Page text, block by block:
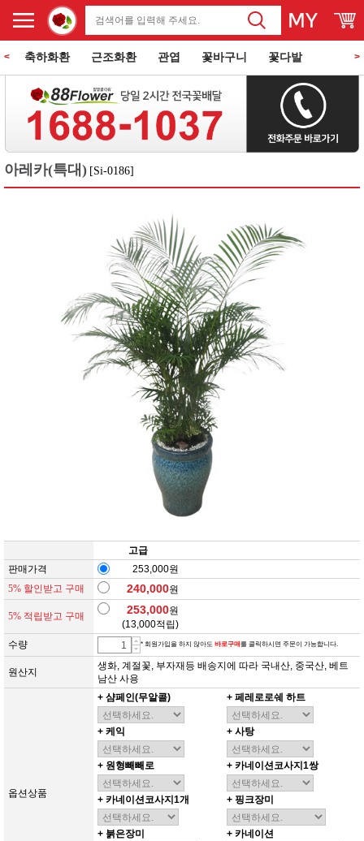
< 축하화환 근조화환 관엽 꽃바구니 꽃다발
동양란 서양란 과일바구니 꽃과 케익 쌀화환
>
아레카(특대) [Si-0186]
고급
판매가격
253,000원
5% 할인받고 구매
240,000원
5% 적립받고 구매 253,000원
(13,000적립)
수량
* 회원가입을 하지 않아도 바로구매를 클릭하시면 주문이 가능합니다.
원산지
생화, 계절꽃, 부자재등 배송지에 따라 국내산, 중국산, 베트
남산 사용
옵션상품
+ 샴페인(무알콜) + 페레로로쉐 하트
+ 케익 + 사탕
+ 원형빼빼로 + 카네이션코사지1쌍
+ 카네이션코사지1개 + 핑크장미
+ 붉은장미 + 카네이션